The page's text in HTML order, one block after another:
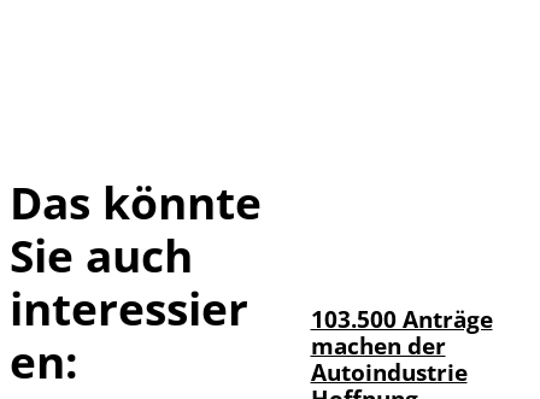
Das könnte
Sie auch
interessier
en:
103.500 Anträge
machen der
Autoindustrie